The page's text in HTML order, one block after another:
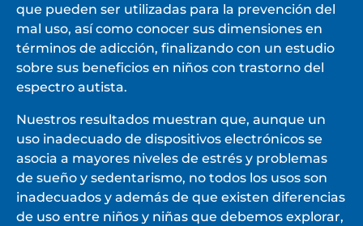
que pueden ser utilizadas para la prevención del
mal uso, así como conocer sus dimensiones en
términos de adicción, finalizando con un estudio
sobre sus beneficios en niños con trastorno del
espectro autista.
Nuestros resultados muestran que, aunque un
uso inadecuado de dispositivos electrónicos se
asocia a mayores niveles de estrés y problemas
de sueño y sedentarismo, no todos los usos son
inadecuados y además de que existen diferencias
de uso entre niños y niñas que debemos explorar,